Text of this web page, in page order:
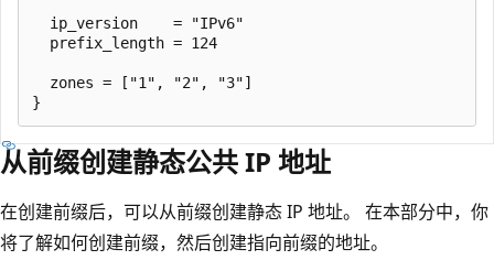
  ip_version    = "IPv6"
  prefix_length = 124
  zones = ["1", "2", "3"]
从前缀创建静态公共 IP 地址
在创建前缀后，可以从前缀创建静态 IP 地址。 在本部分中，你
将了解如何创建前缀，然后创建指向前缀的地址。